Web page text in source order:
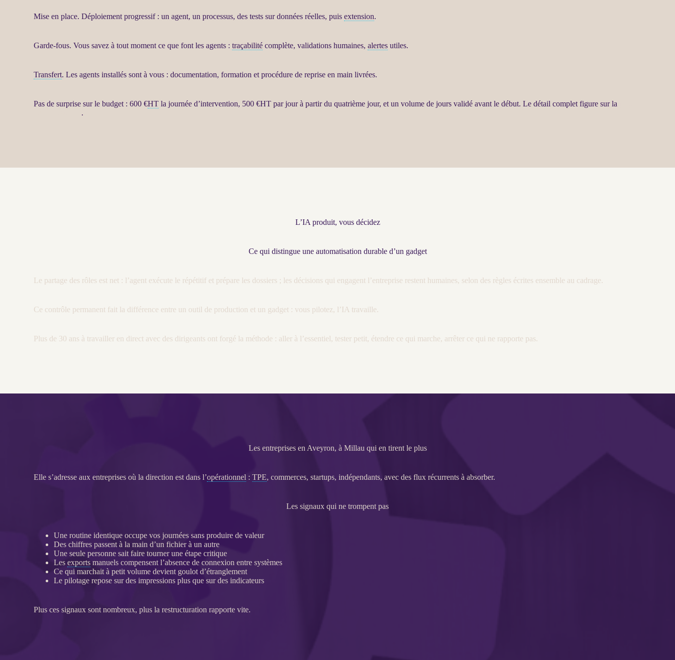
Mise en place. Déploiement progressif : unagent, unprocessus, des tests surdonnées réelles, puisextension.
Garde-fous. Vous savez à tout moment ce que font lesagents :traçabilité complète, validations humaines,alertes utiles.
Transfert. Lesagents installés sont à vous : documentation, formation et procédure de reprise en main livrées.
Pas de surprise sur le budget : 600 €HT la journée d’intervention, 500 €HT par jour à partir du quatrième jour, et un volume de jours validé avant le début. Le détail complet figure sur la
.
L’IA produit, vous décidez
Ce qui distingue une automatisation durable d’un gadget
Le partage des rôles est net : l’agent exécute le répétitif et prépare les dossiers ; les décisions qui engagent l’entreprise restent humaines, selon des règles écrites ensemble au cadrage.
Ce contrôle permanent fait la différence entre un outil de production et un gadget : vous pilotez, l’IA travaille.
Plus de 30 ans à travailler en direct avec des dirigeants ont forgé la méthode : aller à l’essentiel, tester petit, étendre ce qui marche, arrêter ce qui ne rapporte pas.
Les entreprises en Aveyron, à Millau qui en tirent le plus
Elle s’adresse aux entreprises où la direction est dans l’opérationnel :TPE, commerces, startups, indépendants, avec desflux récurrents à absorber.
Les signaux qui ne trompent pas
Une routine identique occupe vos journées sans produire de valeur
Des chiffres passent à la main d’un fichier à un autre
Une seule personne sait faire tourner une étape critique
Lesexports manuels compensent l’absence de connexion entre systèmes
Ce qui marchait à petit volume devient goulot d’étranglement
Lepilotage repose sur des impressions plus que sur desindicateurs
Plus ces signaux sont nombreux, plus larestructuration rapporte vite.